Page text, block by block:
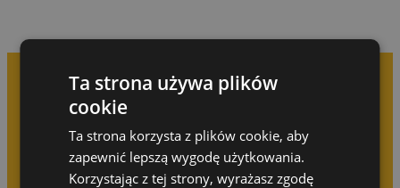
Prenez rendez-vous pour
une consultation gratuite
Ta strona używa plików
cookie
Ta strona korzysta z plików cookie, aby
zapewnić lepszą wygodę użytkowania.
Korzystając z tej strony, wyrażasz zgodę